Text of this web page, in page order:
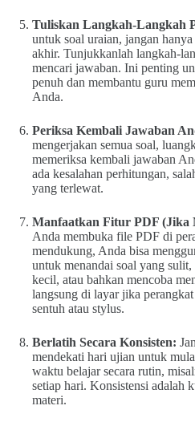
Tuliskan Langkah-Langkah
untuk soal uraian, jangan
akhir. Tunjukkanlah langkah-
mencari jawaban. Ini penting
penuh dan membantu guru
Anda.
Periksa Kembali Jawaban
mengerjakan semua soal,
memeriksa kembali jawaban
ada kesalahan perhitungan,
yang terlewat.
Manfaatkan Fitur PDF (Jika
Anda membuka file PDF di
mendukung, Anda bisa
untuk menandai soal yang sulit,
kecil, atau bahkan mencoba
langsung di layar jika
sentuh atau stylus.
Berlatih Secara Konsisten:
mendekati hari ujian untuk
waktu belajar secara rutin,
setiap hari. Konsistensi adalah
materi.